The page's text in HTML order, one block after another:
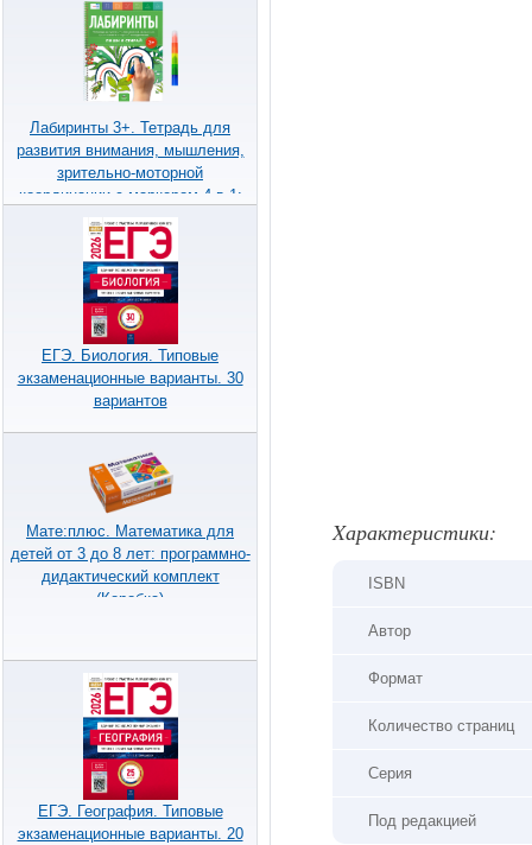
Лабиринты 3+. Тетрадь для
развития внимания, мышления,
зрительно-моторной
координации с маркером 4 в 1:
ЕГЭ. Биология. Типовые
экзаменационные варианты. 30
вариантов
Мате:плюс. Математика для
детей от 3 до 8 лет: программно-
дидактический комплект
(Коробка)
ЕГЭ. География. Типовые
экзаменационные варианты. 20
Xарактеристики:
ISBN
Автор
Формат
Количество страниц
Серия
Под редакцией